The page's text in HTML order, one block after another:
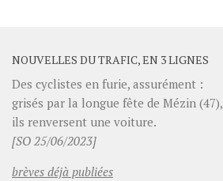
NOUVELLES DU TRAFIC, EN 3 LIGNES
Des cyclistes en furie, assurément :
grisés par la longue fête de Mézin (47),
ils renversent une voiture.
[SO 25/06/2023]
brèves déjà publiées